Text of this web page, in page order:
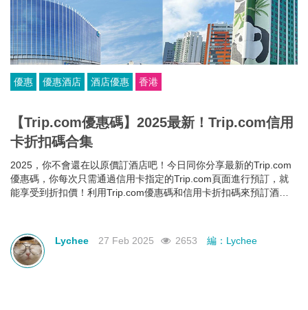
優惠 優惠酒店 酒店優惠 香港
【Trip.com優惠碼】2025最新！Trip.com信用
卡折扣碼合集
2025，你不會還在以原價訂酒店吧！今日同你分享最新的Trip.com
優惠碼，你每次只需通過信用卡指定的Trip.com頁面進行預訂，就
能享受到折扣價！利用Trip.com優惠碼和信用卡折扣碼來預訂酒
Lychee 27 Feb 2025 2653 編：Lychee